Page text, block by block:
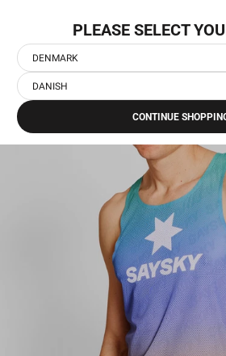
indhold
Hjem
PLEASE SELECT
DENMARK
DANISH
CONTINUE